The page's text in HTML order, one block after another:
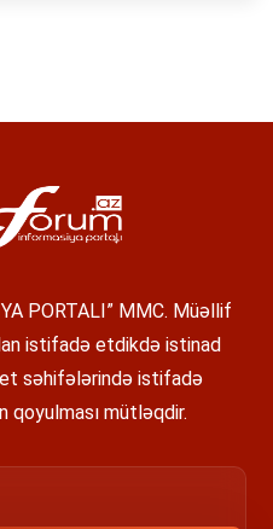
PORTALI” MMC. Müəllif
istifadə etdikdə istinad
səhifələrində istifadə
qoyulması mütləqdir.